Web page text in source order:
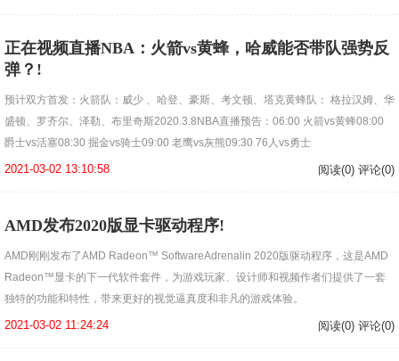
正在视频直播NBA：火箭vs黄蜂，哈威能否带队强势反
弹？!
预计双方首发：火箭队：威少 、哈登、豪斯、考文顿、塔克黄蜂队： 格拉汉姆、华
盛顿、罗齐尔、泽勒、布里奇斯2020.3.8NBA直播预告：06:00 火箭vs黄蜂08:00
爵士vs活塞08:30 掘金vs骑士09:00 老鹰vs灰熊09:30 76人vs勇士
2021-03-02 13:10:58 阅读(0) 评论(0)
AMD发布2020版显卡驱动程序!
AMD刚刚发布了AMD Radeon™ SoftwareAdrenalin 2020版驱动程序，这是AMD
Radeon™显卡的下一代软件套件，为游戏玩家、设计师和视频作者们提供了一套
独特的功能和特性，带来更好的视觉逼真度和非凡的游戏体验。
2021-03-02 11:24:24 阅读(0) 评论(0)